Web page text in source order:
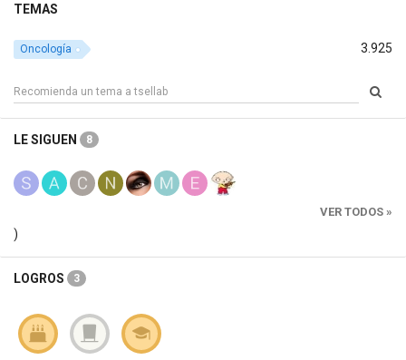
TEMAS
3.925
Oncología
LE SIGUEN 8
VER TODOS »
)
LOGROS 3